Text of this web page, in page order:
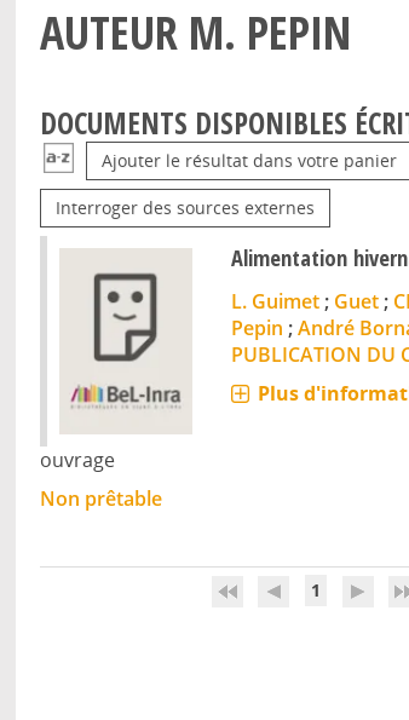
AUTEUR M. PEPIN
DOCUMENTS DISPONIBLES
Ajouter le résultat dans votre panier
Interroger des sources externes
ouvrage
Alimentation
L. Guimet; Guet;
Pepin ;André
PUBLICATION DU
Plus
Non prêtable
1